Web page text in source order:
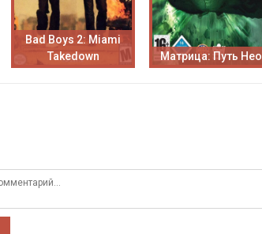
Bad Boys 2: Miami
Takedown
Матрица: Путь Нео